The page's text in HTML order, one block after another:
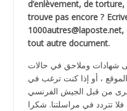
d’enlèvement, de
trouve pas encore ?
tout autre document.
شهادات وملاحق في حالات
، أو إذا كنت ترغب في
من قبل الجيش الفرنسي
الجزائر العاصمة عام 1957 ، فلا تتردد في مراسلتنا. شكرا